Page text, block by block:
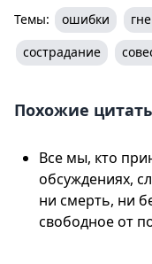
Темы: ошибки
сострадание
Похожие
Все мы, кто
обсуждениях,
ни смерть, ни
свободное от